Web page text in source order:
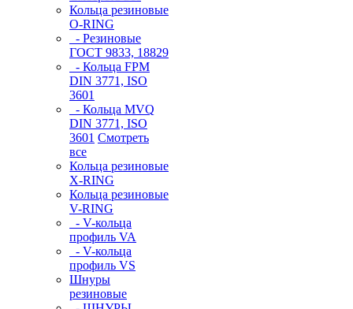
Кольца резиновые
O-RING
- Резиновые
ГОСТ 9833, 18829
- Кольца FPM
DIN 3771, ISO
3601
- Кольца MVQ
DIN 3771, ISO
3601 Смотреть
все
Кольца резиновые
Х-RING
Кольца резиновые
V-RING
- V-кольца
профиль VA
- V-кольца
профиль VS
Шнуры
резиновые